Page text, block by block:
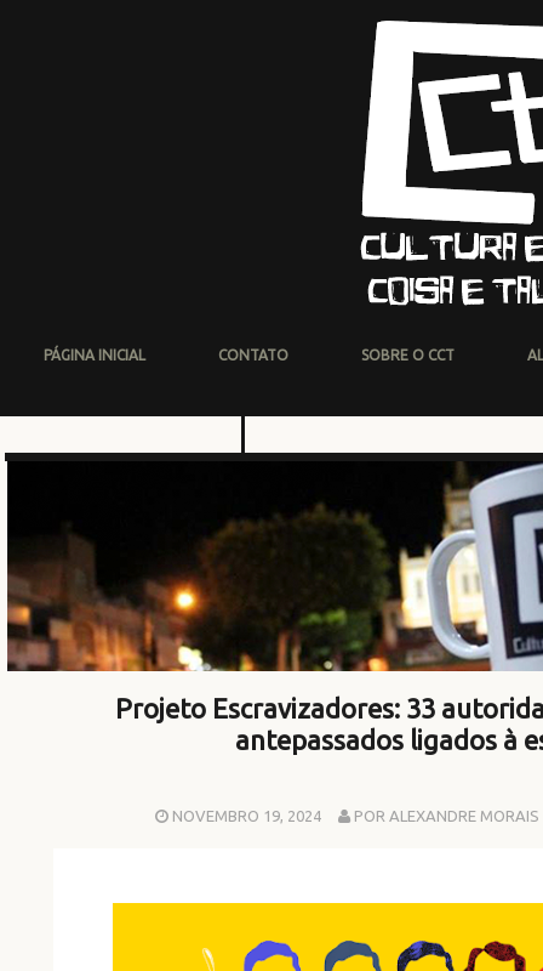
PÁGINA INICIAL CONTATO SOBRE O CCT
Projeto Escravizadores: 33
antepassados ligados à
NOVEMBRO 19, 2024 POR ALEXANDRE MORAIS